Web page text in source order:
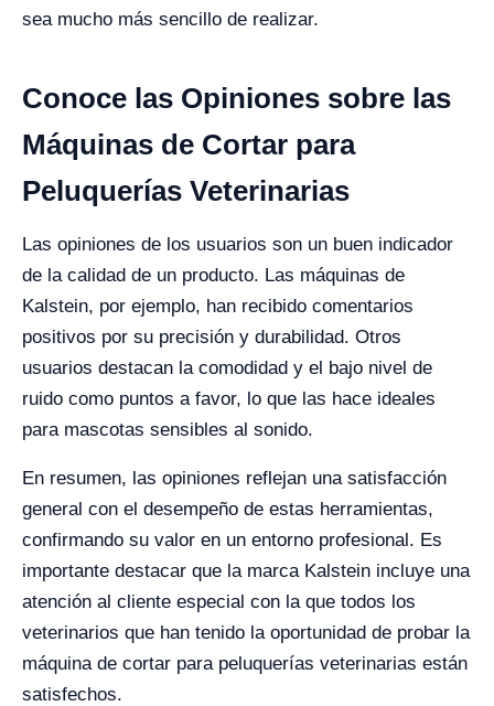
sea mucho más sencillo de realizar​.
Conoce las Opiniones sobre las
Máquinas de Cortar para
Peluquerías Veterinarias
Las opiniones de los usuarios son un buen indicador
de la calidad de un producto. Las máquinas de
Kalstein, por ejemplo, han recibido comentarios
positivos por su precisión y durabilidad. Otros
usuarios destacan la comodidad y el bajo nivel de
ruido como puntos a favor, lo que las hace ideales
para mascotas sensibles al sonido.
En resumen, las opiniones reflejan una satisfacción
general con el desempeño de estas herramientas,
confirmando su valor en un entorno profesional. Es
importante destacar que la marca Kalstein incluye una
atención al cliente especial con la que todos los
veterinarios que han tenido la oportunidad de probar la
máquina de cortar para peluquerías veterinarias están
satisfechos.